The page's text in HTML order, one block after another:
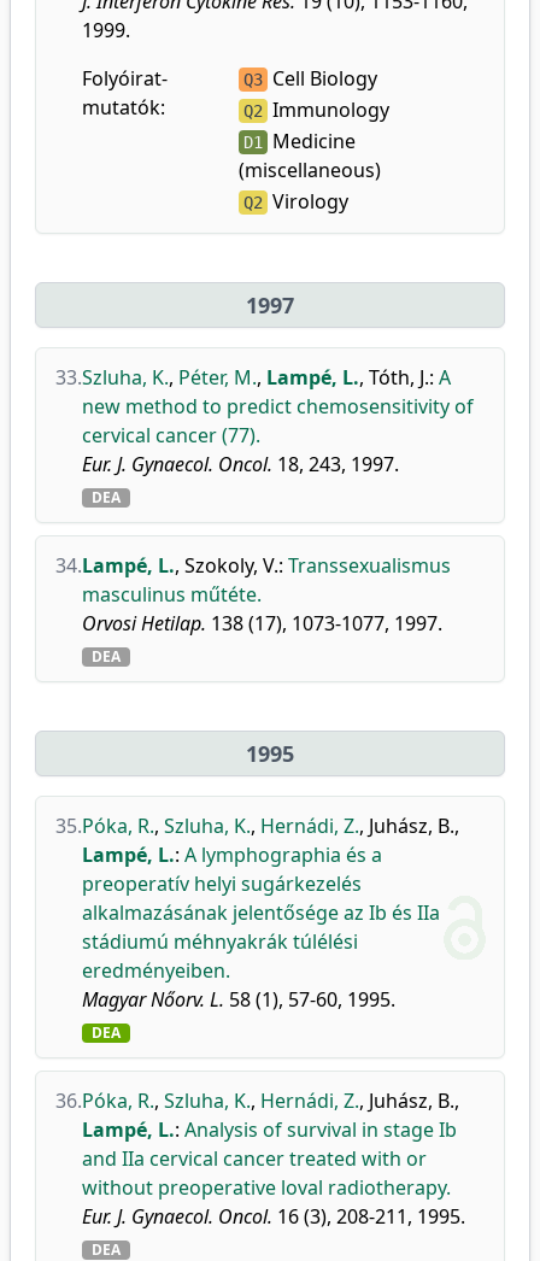
1999.
Folyóirat-
mutatók:
Q3 Cell Biology
Q2 Immunology
D1
Medicine
(miscellaneous)
Q2 Virology
1997
33.Szluha, K., Péter, M., Lampé, L., Tóth, J.: A
new method to predict chemosensitivity of
cervical cancer (77).
Eur. J. Gynaecol. Oncol. 18, 243, 1997.
DEA
34.Lampé, L., Szokoly, V.: Transsexualismus
masculinus műtéte.
Orvosi Hetilap. 138 (17), 1073-1077, 1997.
DEA
1995
35.Póka, R., Szluha, K., Hernádi, Z., Juhász, B.,
Lampé, L.: A lymphographia és a
preoperatív helyi sugárkezelés
alkalmazásának jelentősége az Ib és IIa
stádiumú méhnyakrák túlélési
eredményeiben.
Magyar Nőorv. L. 58 (1), 57-60, 1995.
DEA
36.Póka, R., Szluha, K., Hernádi, Z., Juhász, B.,
Lampé, L.: Analysis of survival in stage Ib
and IIa cervical cancer treated with or
without preoperative loval radiotherapy.
Eur. J. Gynaecol. Oncol. 16 (3), 208-211, 1995.
DEA